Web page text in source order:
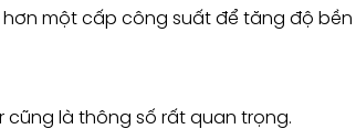
hơn một cấp công suất để tăng độ
cũng là thông số rất quan trọng.